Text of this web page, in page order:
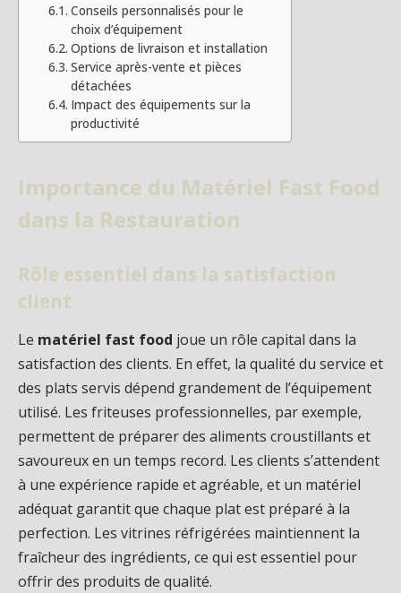
Conseils personnalisés pour le
choix d’équipement
Options de livraison et installation
Service après-vente et pièces
détachées
Impact des équipements sur la
productivité
Importance du Matériel Fast Food
dans la Restauration
Rôle essentiel dans la satisfaction
client
Le matériel fast food joue un rôle capital dans la
satisfaction des clients. En effet, la qualité du service et
des plats servis dépend grandement de l’équipement
utilisé. Les friteuses professionnelles, par exemple,
permettent de préparer des aliments croustillants et
savoureux en un temps record. Les clients s’attendent
à une expérience rapide et agréable, et un matériel
adéquat garantit que chaque plat est préparé à la
perfection. Les vitrines réfrigérées maintiennent la
fraîcheur des ingrédients, ce qui est essentiel pour
offrir des produits de qualité.